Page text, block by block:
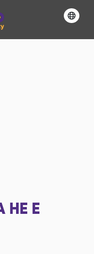
НЕ Е